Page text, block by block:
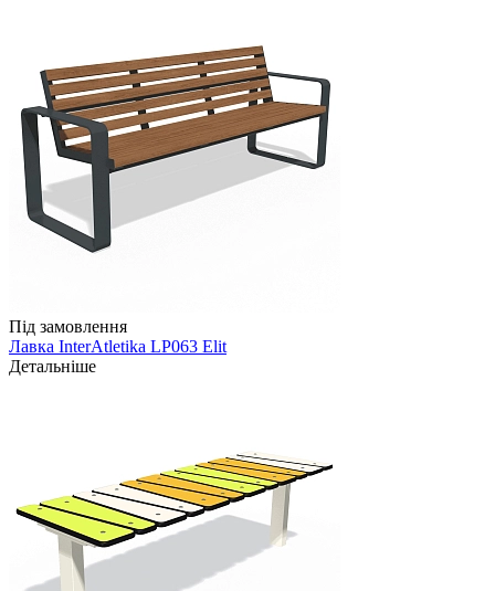
Під замовлення
Лавка InterAtletika LP063 Elit
Детальніше